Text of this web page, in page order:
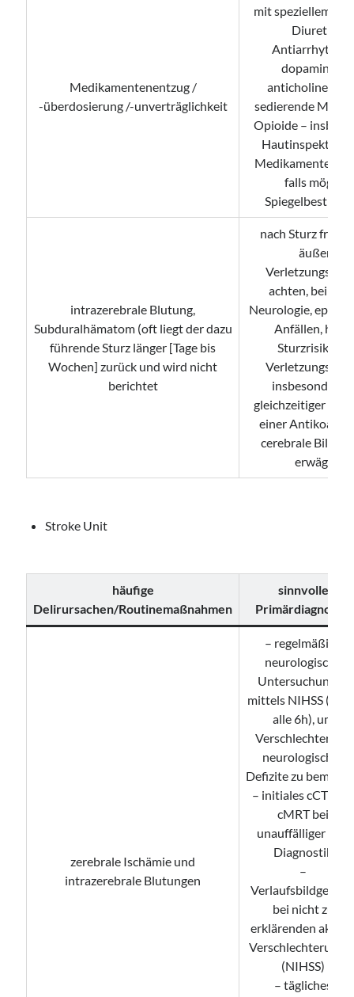
Medikamentenentzug /
-überdosierung /-unverträglichkeit
mit speziellem
Diuretika,
anticholinerge
sedierende
Opioide –
Hautinspektion
falls möglich
intrazerebrale Blutung,
Subduralhämatom (oft liegt der dazu
führende Sturz länger [Tage bis
Wochen] zurück und wird nicht
berichtet
nach Sturz
äußere
achten, bei
Neurologie,
Anfällen,
Sturzrisiko
insbesondere
gleichzeitiger
einer
cerebrale
erwägen
Stroke Unit
häufige
Delirursachen/Routinemaßnahmen
sinnvolle
Primärdiagnostik
zerebrale Ischämie und
intrazerebrale Blutungen
– regelmäßige
neurologische
Untersuchungen
mittels NIHSS
alle 6h), um
Verschlechterung
neurologischer
Defizite zu
– initiales cCT bzw.
cMRT bei
unauffälliger cCT
Diagnostik
–
bei nicht zu
erklärenden
(NIHSS)
– tägliches